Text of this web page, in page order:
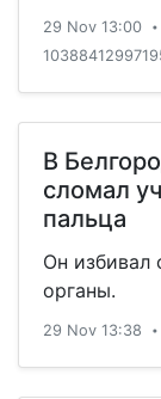
29 Nov 13:00 •
В
сломал
пальца
Он избивал
органы.
29 Nov 13:38 •